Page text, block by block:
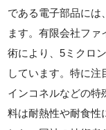
である電子部品には
ます。有限会社フ
術により、5ミクロ
しています。特に
インコネルなどの特
料は耐熱性や耐食性